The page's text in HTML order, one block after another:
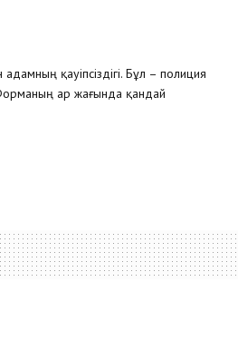
қауіпсіздігі. Бұл – полиция
ар жағында қандай